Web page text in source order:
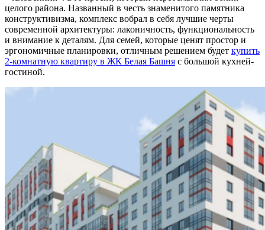
целого района. Названный в честь знаменитого памятника
конструктивизма, комплекс вобрал в себя лучшие черты
современной архитектуры: лаконичность, функциональность
и внимание к деталям. Для семей, которые ценят простор и
эргономичные планировки, отличным решением будет купить
2-комнатную квартиру в ЖК Белая Башня с большой кухней-
гостиной.